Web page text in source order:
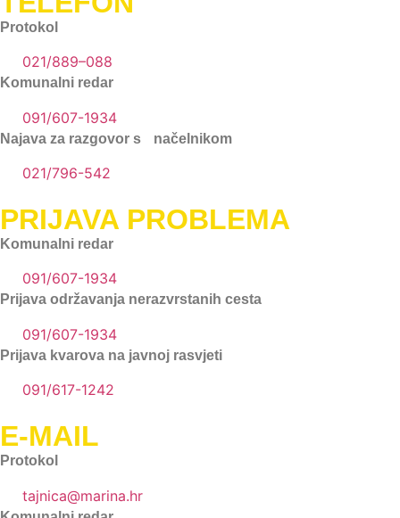
Protokol
021/889–088
Komunalni redar
091/607-1934
Najava za razgovor s načelnikom
021/796-542
PRIJAVA PROBLEMA
Komunalni redar
091/607-1934
Prijava održavanja nerazvrstanih cesta
091/607-1934
Prijava kvarova na javnoj rasvjeti
091/617-1242
E-MAIL
Protokol
tajnica@marina.hr